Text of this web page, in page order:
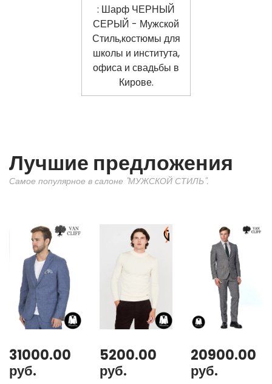
Лучшие предложения
Самое популярное в салоне "МУЖСКОЙ СТИЛЬ".
31000.00
руб.
5200.00
руб.
20900.00
руб.